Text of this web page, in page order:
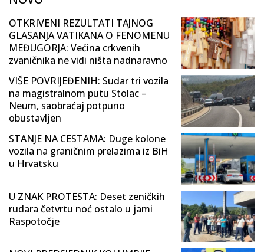
OTKRIVENI REZULTATI TAJNOG
GLASANJA VATIKANA O FENOMENU
MEĐUGORJA: Većina crkvenih
zvaničnika ne vidi ništa nadnaravno
VIŠE POVRIJEĐENIH: Sudar tri vozila
na magistralnom putu Stolac –
Neum, saobraćaj potpuno
obustavljen
STANJE NA CESTAMA: Duge kolone
vozila na graničnim prelazima iz BiH
u Hrvatsku
U ZNAK PROTESTA: Deset zeničkih
rudara četvrtu noć ostalo u jami
Raspotočje